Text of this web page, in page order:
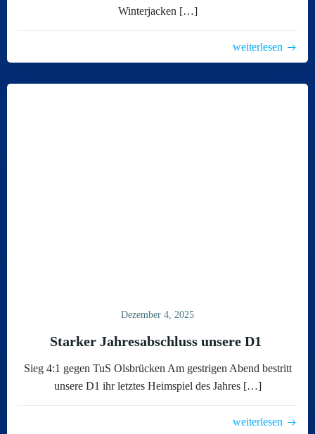
Winterjacken […]
weiterlesen
Dezember 4, 2025
Starker Jahresabschluss unsere D1
Sieg 4:1 gegen TuS Olsbrücken Am gestrigen Abend bestritt
unsere D1 ihr letztes Heimspiel des Jahres […]
weiterlesen